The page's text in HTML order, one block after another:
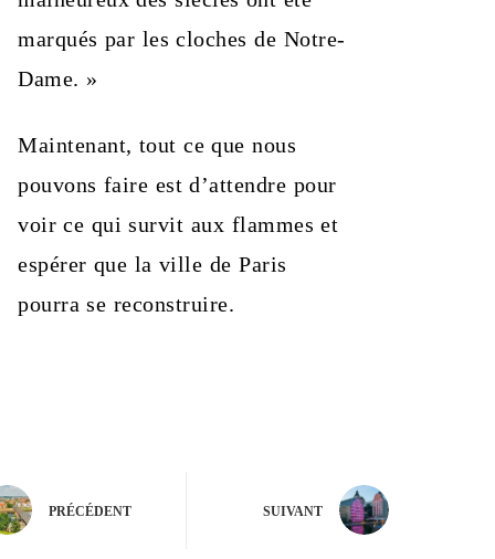
marqués par les cloches de Notre-
Dame. »
Maintenant, tout ce que nous
pouvons faire est d’attendre pour
voir ce qui survit aux flammes et
espérer que la ville de Paris
pourra se reconstruire.
PRÉCÉDENT SUIVANT